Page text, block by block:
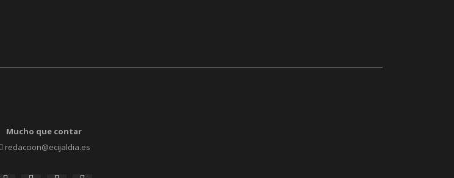
Mucho que contar
redaccion@ecijaldia.es